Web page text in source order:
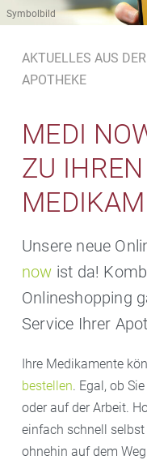
Symbolbild
AKTUELLES AUS
APOTHEKE
MEDI
ZU IHREN
Unsere neue
now ist da!
Onlineshopping
Service Ihrer
Ihre Medikamente
bestellen. Egal, ob
oder auf der Arbeit.
einfach schnell selbst
ohnehin auf dem